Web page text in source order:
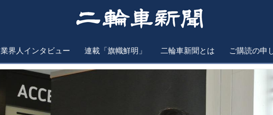
業界人インタビュー 連載「旗幟鮮明」 二輪車新聞とは ご購読の申